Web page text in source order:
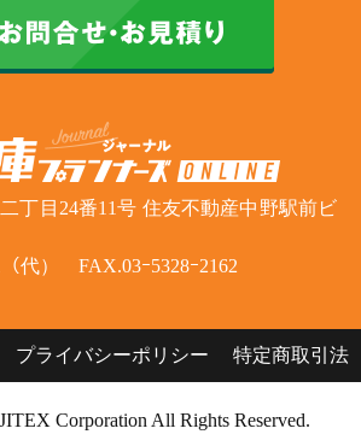
丁目24番11号 住友不動産中野駅前ビ
（代） FAX.03ｰ5328ｰ2162
プライバシーポリシー 特定商取引法
Corporation All Rights Reserved.